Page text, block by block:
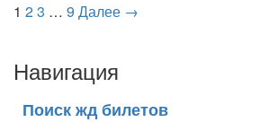
1 23 … 9 Далее →
Навигация
Поиск жд билетов